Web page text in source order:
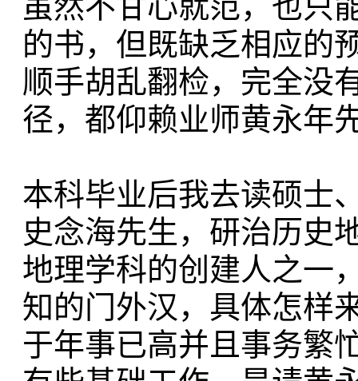
虽然不甘心就范，也只
的书，但既缺乏相应的
顺手胡乱翻检，完全没
径，都仰赖业师黄永年
本科毕业后我去读硕士
史念海先生，研治历史
地理学科的创建人之一
知的门外汉，具体怎样
于年事已高并且事务繁